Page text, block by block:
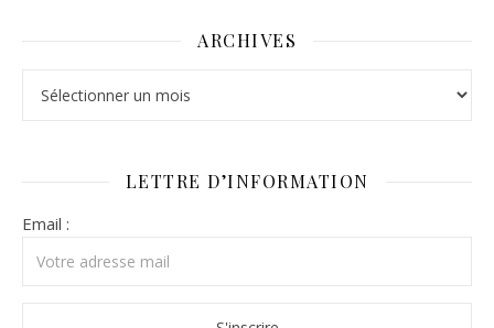
ARCHIVES
LETTRE D’INFORMATION
Email :